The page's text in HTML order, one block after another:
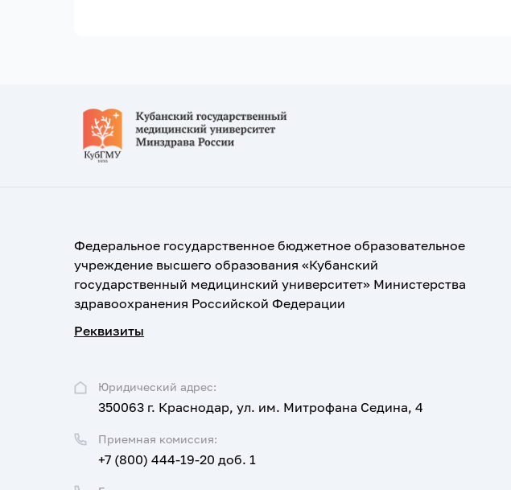
Федеральное государственное бюджетное образовательное
учреждение высшего образования «Кубанский
государственный медицинский университет» Министерства
здравоохранения Российской Федерации
Реквизиты
Юридический адрес:
350063 г. Краснодар, ул. им. Митрофана Седина, 4
Приемная комиссия:
+7 (800) 444-19-20 доб. 1